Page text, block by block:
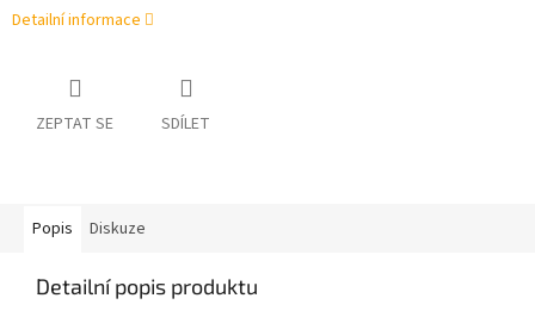
Detailní informace
ZEPTAT SE SDÍLET
Popis Diskuze
Detailní popis produktu